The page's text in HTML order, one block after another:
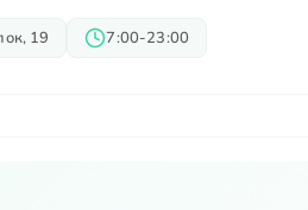
19 7:00-23:00